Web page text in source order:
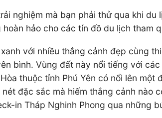
nghiệm mà bạn phải thử qua khi
hảo cho các tín đồ du lịch tham
với nhiều thắng cảnh đẹp cùng
bình. Vùng đất này nổi tiếng với
thuộc tỉnh Phú Yên có nổi lên
nét đặc sắc mà hiếm thắng cảnh
in Tháp Nghinh Phong qua những